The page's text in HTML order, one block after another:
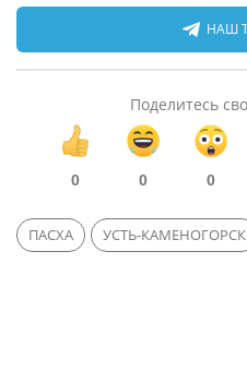
НАШ
Поделитесь
0 0 0
ПАСХА УСТЬ-КАМЕНОГОРСК